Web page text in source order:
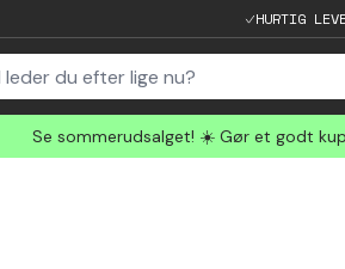
HURTIG
Se sommerudsalget! ☀️ Gør et godt